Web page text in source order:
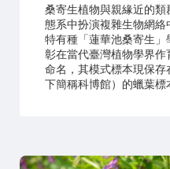
桑寄生植物與親緣近的
態系中扮演複雜生物網
特有種「蓮華池桑寄生
彰在當代臺灣植物學界
命名，其模式標本現保
下簡稱科博館）的蠟葉標